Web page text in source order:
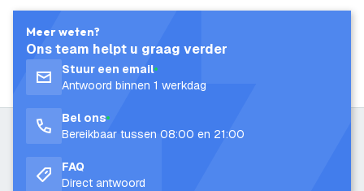
Meer weten?
Ons team helpt u graag verder
Stuur een email
Antwoord binnen 1 werkdag
Bel ons
Bereikbaar tussen 08:00 en 21:00
FAQ
Direct antwoord